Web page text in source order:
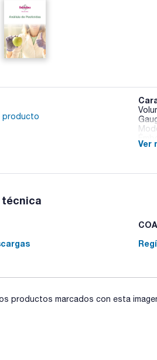
producto
Pack
Ver
técnica
COA
productos marcados con esta